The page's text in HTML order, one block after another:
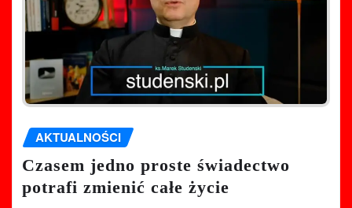
AKTUALNOŚCI
Czasem jedno proste świadectwo
potrafi zmienić całe życie